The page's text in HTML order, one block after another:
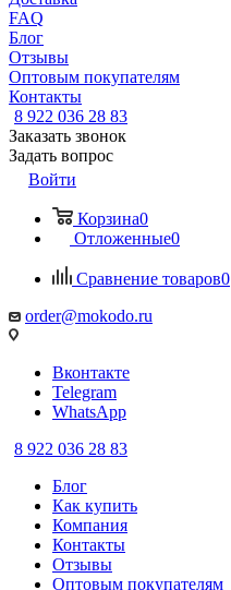
FAQ
Блог
Отзывы
Оптовым покупателям
Контакты
8 922 036 28 83
Заказать звонок
Задать вопрос
Войти
Корзина0
Отложенные0
Сравнение товаров0
order@mokodo.ru
Вконтакте
Telegram
WhatsApp
8 922 036 28 83
Блог
Как купить
Компания
Контакты
Отзывы
Оптовым покупателям